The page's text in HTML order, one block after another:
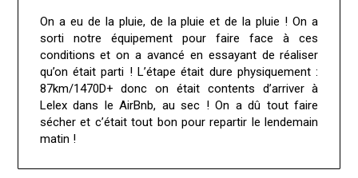
On a eu de la pluie, de la pluie et de la pluie ! On a
sorti notre équipement pour faire face à ces
conditions et on a avancé en essayant de réaliser
qu’on était parti ! L’étape était dure physiquement :
87km/1470D+ donc on était contents d’arriver à
Lelex dans le AirBnb, au sec ! On a dû tout faire
sécher et c’était tout bon pour repartir le lendemain
matin !